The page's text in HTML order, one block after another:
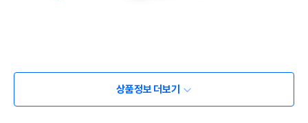
상품정보 더보기